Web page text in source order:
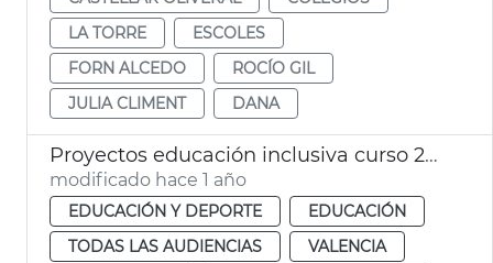
LA TORRE
ESCOLES
FORN ALCEDO
ROCÍO GIL
JULIA CLIMENT
DANA
Proyectos educación inclusiva curso 24-25
modificado hace 1 año
EDUCACIÓN Y DEPORTE
EDUCACIÓN
TODAS LAS AUDIENCIAS
VALENCIA